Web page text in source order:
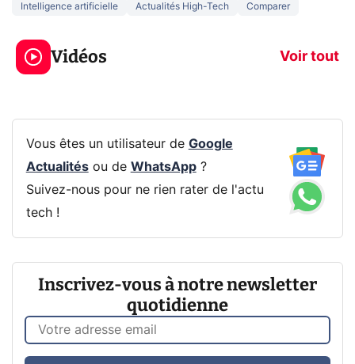
Intelligence artificielle Actualités High-Tech Comparer
Vidéos Voir tout
5 générations de
jeux dans la
prochaine Xbox !
Ce que vous
navigation
Vous êtes un utilisateur de Google
Actualitésou de WhatsApp?
Suivez-nous pour ne rien rater de l'actu
tech !
Inscrivez-vous à notre newsletter
quotidienne